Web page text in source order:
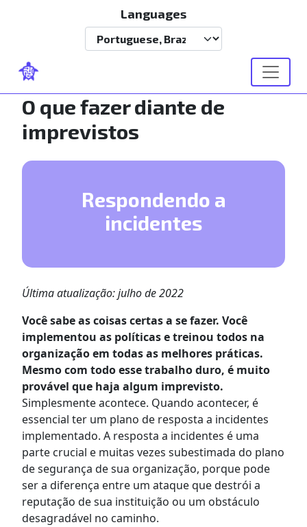
Pular para o conteúdo principal
Languages
Select your language
O que fazer diante de
imprevistos
Respondendo a
incidentes
Última atualização: julho de 2022
Você sabe as coisas certas a se fazer. Você
implementou as políticas e treinou todos na
organização em todas as melhores práticas.
Mesmo com todo esse trabalho duro, é muito
provável que haja algum imprevisto.
Simplesmente acontece. Quando acontecer, é
essencial ter um plano de resposta a incidentes
implementado. A resposta a incidentes é uma
parte crucial e muitas vezes subestimada do plano
de segurança de sua organização, porque pode
ser a diferença entre um ataque que destrói a
reputação de sua instituição ou um obstáculo
desagradável no caminho.